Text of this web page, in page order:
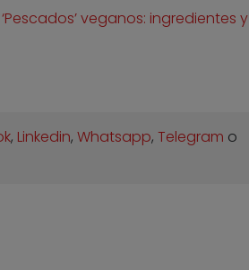
‘Pescados’ veganos: ingredientes y
, Linkedin,Whatsapp,Telegram o